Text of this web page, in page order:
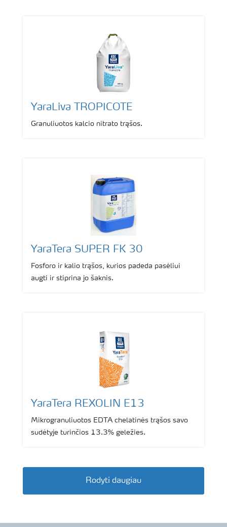
YaraLiva TROPICOTE
Granuliuotos kalcio nitrato trąšos.
YaraTera SUPER FK 30
Fosforo ir kalio trąšos, kurios padeda pasėliui
augti ir stiprina jo šaknis.
YaraTera REXOLIN E13
Mikrogranuliuotos EDTA chelatinės trąšos savo
sudėtyje turinčios 13.3% geležies.
Rodyti daugiau